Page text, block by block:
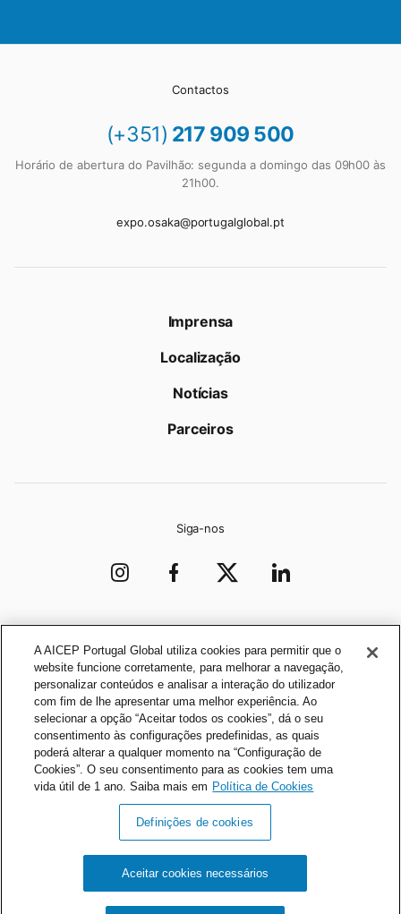
Contactos
(+351) 217 909 500
Horário de abertura do Pavilhão: segunda a domingo das 09h00 às
21h00.
expo.osaka@portugalglobal.pt
Imprensa
Localização
Notícias
Parceiros
Siga-nos
Política de Privacidade Política de Cookies
A AICEP Portugal Global utiliza cookies para permitir que o
website funcione corretamente, para melhorar a navegação,
personalizar conteúdos e analisar a interação do utilizador
com fim de lhe apresentar uma melhor experiência. Ao
selecionar a opção “Aceitar todos os cookies”, dá o seu
consentimento às configurações predefinidas, as quais
poderá alterar a qualquer momento na “Configuração de
Cookies”. O seu consentimento para as cookies tem uma
vida útil de 1 ano. Saiba mais em Política de Cookies
Definições de cookies
Aceitar cookies necessários